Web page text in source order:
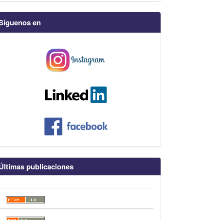
en
publicaciones